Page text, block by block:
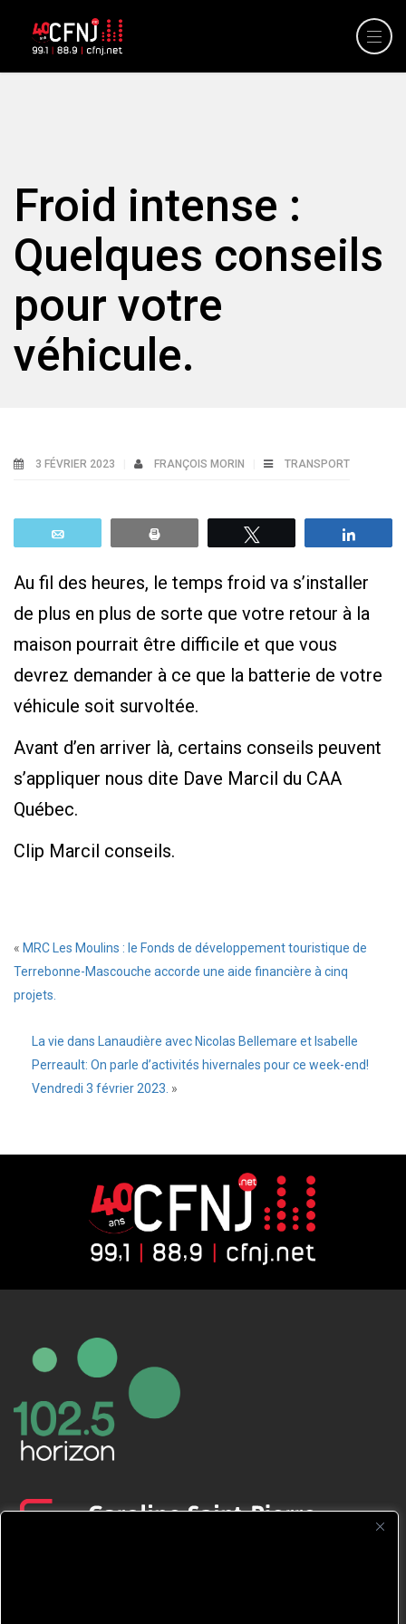
Froid intense :
Quelques conseils
pour votre
véhicule.
3 FÉVRIER 2023 FRANÇOIS MORIN TRANSPORT
Au fil des heures, le temps froid va s’installer
de plus en plus de sorte que votre retour à la
maison pourrait être difficile et que vous
devrez demander à ce que la batterie de votre
véhicule soit survoltée.
Avant d’en arriver là, certains conseils peuvent
s’appliquer nous dite Dave Marcil du CAA
Québec.
Clip Marcil conseils.
« MRC Les Moulins : le Fonds de développement touristique de
Terrebonne-Mascouche accorde une aide financière à cinq
projets.
La vie dans Lanaudière avec Nicolas Bellemare et Isabelle
Perreault: On parle d’activités hivernales pour ce week-end!
Vendredi 3 février 2023. »